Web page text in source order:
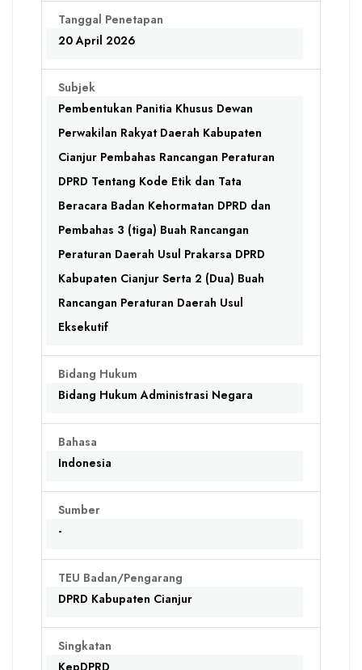
Tanggal Penetapan
20 April 2026
Subjek
Pembentukan Panitia Khusus Dewan
Perwakilan Rakyat Daerah Kabupaten
Cianjur Pembahas Rancangan Peraturan
DPRD Tentang Kode Etik dan Tata
Beracara Badan Kehormatan DPRD dan
Pembahas 3 (tiga) Buah Rancangan
Peraturan Daerah Usul Prakarsa DPRD
Kabupaten Cianjur Serta 2 (Dua) Buah
Rancangan Peraturan Daerah Usul
Eksekutif
Bidang Hukum
Bidang Hukum Administrasi Negara
Bahasa
Indonesia
Sumber
-
TEU Badan/Pengarang
DPRD Kabupaten Cianjur
Singkatan
KepDPRD